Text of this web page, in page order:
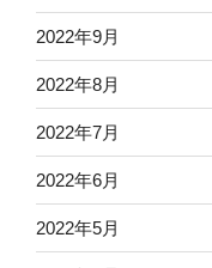
2022年9月
2022年8月
2022年7月
2022年6月
2022年5月